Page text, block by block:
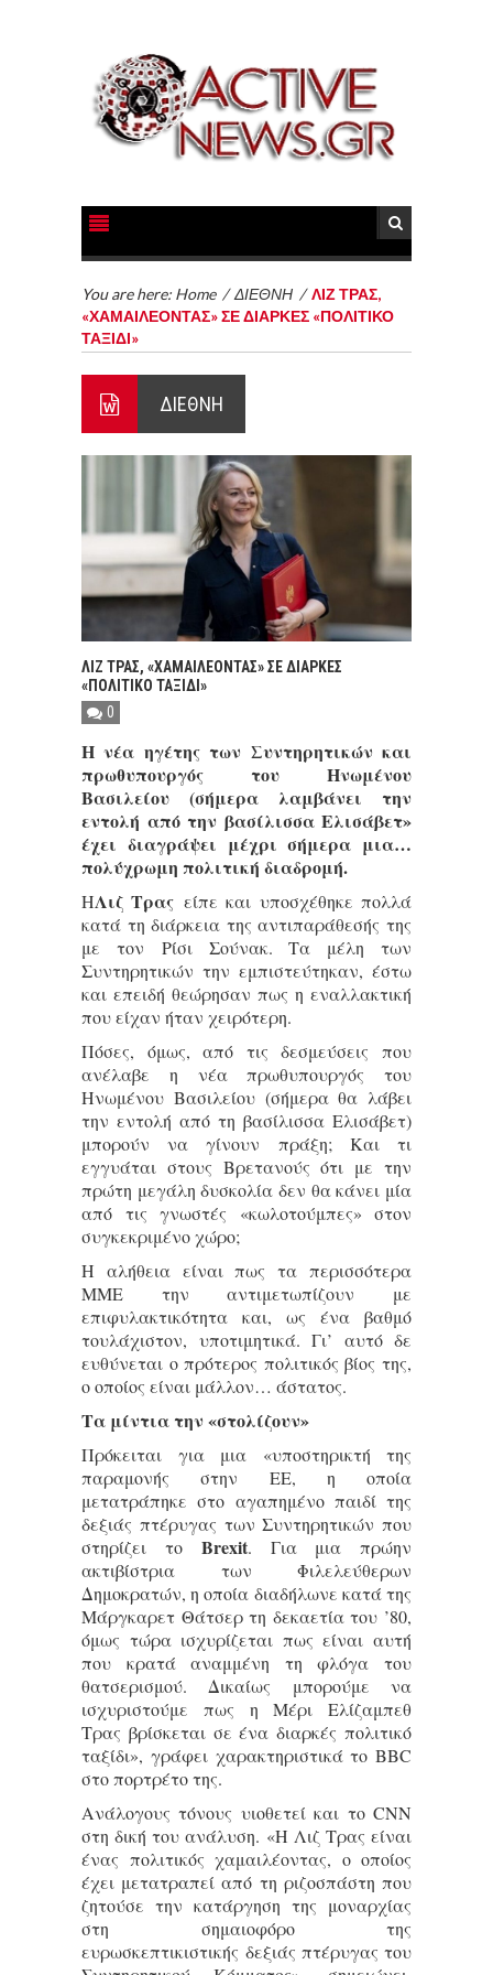
You are here: Home /ΔΙΕΘΝΗ /ΛΙΖ ΤΡΑΣ,
«ΧΑΜΑΙΛΕΟΝΤΑΣ» ΣΕ ΔΙΑΡΚΕΣ «ΠΟΛΙΤΙΚΟ
ΤΑΞΙΔΙ»
ΔΙΕΘΝΗ
ΛΙΖ ΤΡΑΣ, «ΧΑΜΑΙΛΕΟΝΤΑΣ» ΣΕ ΔΙΑΡΚΕΣ
«ΠΟΛΙΤΙΚΟ ΤΑΞΙΔΙ»
0
Η νέα ηγέτης των Συντηρητικών και
πρωθυπουργός του Ηνωμένου
Βασιλείου (σήμερα λαμβάνει την
εντολή από την βασίλισσα Ελισάβετ»
έχει διαγράψει μέχρι σήμερα μια…
πολύχρωμη πολιτική διαδρομή.
ΗΛιζ Τρας είπε και υποσχέθηκε πολλά
κατά τη διάρκεια της αντιπαράθεσής της
με τον Ρίσι Σούνακ. Τα μέλη των
Συντηρητικών την εμπιστεύτηκαν, έστω
και επειδή θεώρησαν πως η εναλλακτική
που είχαν ήταν χειρότερη.
Πόσες, όμως, από τις δεσμεύσεις που
ανέλαβε η νέα πρωθυπουργός του
Ηνωμένου Βασιλείου (σήμερα θα λάβει
την εντολή από τη βασίλισσα Ελισάβετ)
μπορούν να γίνουν πράξη; Και τι
εγγυάται στους Βρετανούς ότι με την
πρώτη μεγάλη δυσκολία δεν θα κάνει μία
από τις γνωστές «κωλοτούμπες» στον
συγκεκριμένο χώρο;
Η αλήθεια είναι πως τα περισσότερα
ΜΜΕ την αντιμετωπίζουν με
επιφυλακτικότητα και, ως ένα βαθμό
τουλάχιστον, υποτιμητικά. Γι’ αυτό δε
ευθύνεται ο πρότερος πολιτικός βίος της,
ο οποίος είναι μάλλον… άστατος.
Τα μίντια την «στολίζουν»
Πρόκειται για μια «υποστηρικτή της
παραμονής στην ΕΕ, η οποία
μετατράπηκε στο αγαπημένο παιδί της
δεξιάς πτέρυγας των Συντηρητικών που
στηρίζει τοBrexit. Για μια πρώην
ακτιβίστρια των Φιλελεύθερων
Δημοκρατών, η οποία διαδήλωνε κατά της
Μάργκαρετ Θάτσερ τη δεκαετία του ’80,
όμως τώρα ισχυρίζεται πως είναι αυτή
που κρατά αναμμένη τη φλόγα του
θατσερισμού. Δικαίως μπορούμε να
ισχυριστούμε πως η Μέρι Ελίζαμπεθ
Τρας βρίσκεται σε ένα διαρκές πολιτικό
ταξίδι», γράφει χαρακτηριστικά το BBC
στο πορτρέτο της.
Ανάλογους τόνους υιοθετεί και το CNN
στη δική του ανάλυση. «Η Λιζ Τρας είναι
ένας πολιτικός χαμαιλέοντας, ο οποίος
έχει μετατραπεί από τη ριζοσπάστη που
ζητούσε την κατάργηση της μοναρχίας
στη σημαιοφόρο της
ευρωσκεπτικιστικής δεξιάς πτέρυγας του